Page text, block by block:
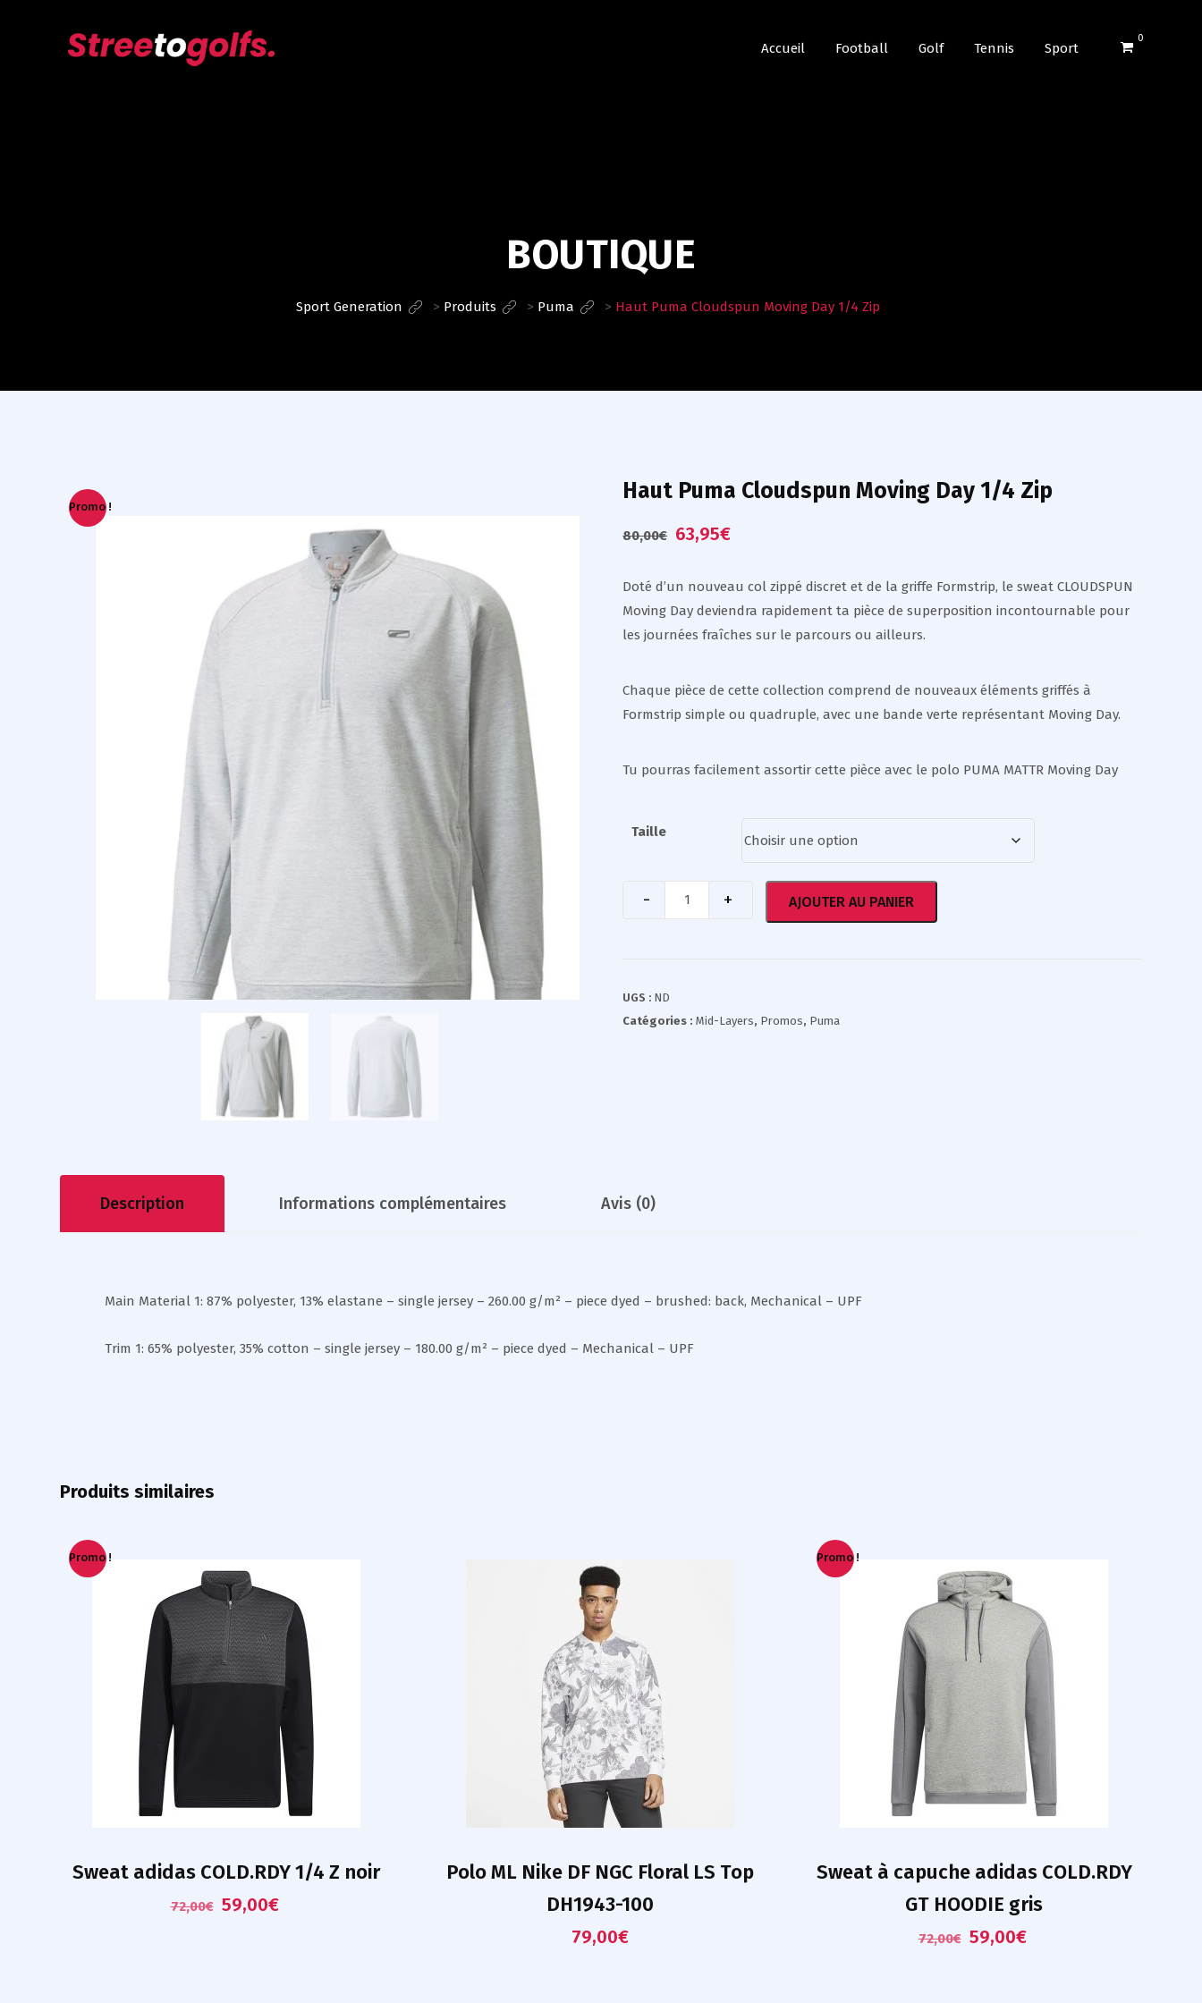
0
Accueil Football Golf Tennis Sport
BOUTIQUE
Sport Generation > Produits > Puma > Haut Puma Cloudspun Moving Day 1/4 Zip
Promo !
Haut Puma Cloudspun Moving Day 1/4 Zip
80,00€ 63,95€
Doté d’un nouveau col zippé discret et de la griffe Formstrip, le sweat CLOUDSPUN
Moving Day deviendra rapidement ta pièce de superposition incontournable pour
les journées fraîches sur le parcours ou ailleurs.
Chaque pièce de cette collection comprend de nouveaux éléments griffés à
Formstrip simple ou quadruple, avec une bande verte représentant Moving Day.
Tu pourras facilement assortir cette pièce avec le polo PUMA MATTR Moving Day
Taille
AJOUTER AU PANIER
UGS : ND
Catégories :Mid-Layers, Promos, Puma
Description Informations complémentaires Avis (0)
Main Material 1: 87% polyester, 13% elastane – single jersey – 260.00 g/m² – piece dyed – brushed: back, Mechanical – UPF
Trim 1: 65% polyester, 35% cotton – single jersey – 180.00 g/m² – piece dyed – Mechanical – UPF
Produits similaires
Promo !
Sweat adidas COLD.RDY 1/4 Z noir
72,00€ 59,00€
Polo ML Nike DF NGC Floral LS Top
DH1943-100
79,00€
Promo !
Sweat à capuche adidas COLD.RDY
GT HOODIE gris
72,00€ 59,00€